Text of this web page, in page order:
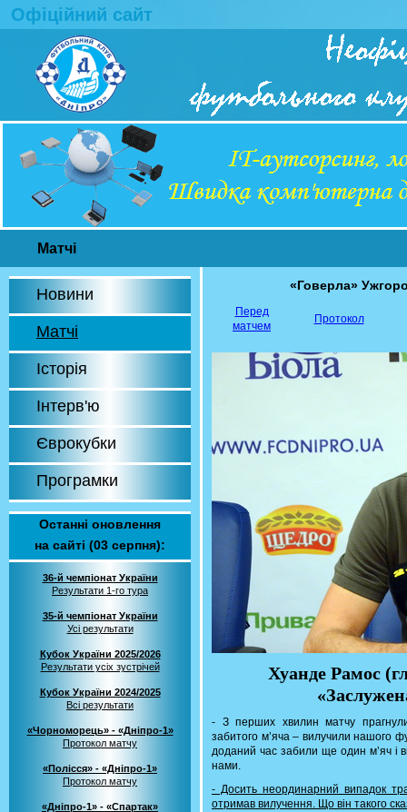
Офіційний сайт
Матчі
Новини
Матчі
Історія
Інтерв'ю
Єврокубки
Програмки
Останні оновлення
на сайті (03 серпня):
36-й чемпіонат України
Результати 1-го тура
35-й чемпіонат України
Усі результати
Кубок України 2025/2026
Результати усіх зустрічей
Кубок України 2024/2025
Всі результати
«Чорноморець» - «Дніпро-1»
Протокол матчу
«Полісся» - «Дніпро-1»
Протокол матчу
«Дніпро-1» - «Спартак»
«Говерла»
Перед
матчем
Протокол
Хуанде Рамос
- З перших хвилин матчу
забитого м’яча – вилучили нашого
доданий час забили ще один м’яч і
нами.
- Досить неординарний випадок
отримав вилучення. Що він такого